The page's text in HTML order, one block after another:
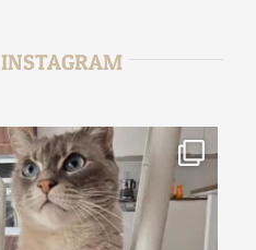
INSTAGRAM
tata_sitter
Août 2